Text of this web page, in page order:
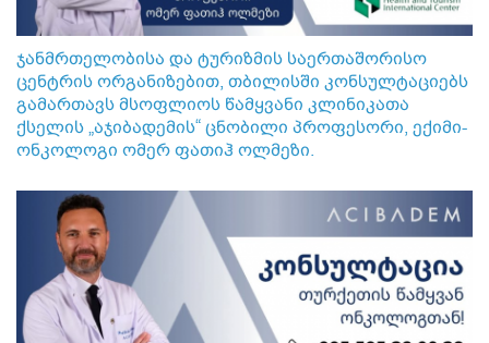
ჯანმრთელობისა და ტურიზმის საერთაშორისო
ცენტრის ორგანიზებით, თბილისში კონსულტაციებს
გამართავს მსოფლიოს წამყვანი კლინიკათა
ქსელის „აჯიბადემის“ ცნობილი პროფესორი, ექიმი-
ონკოლოგი ომერ ფათიჰ ოლმეზი.